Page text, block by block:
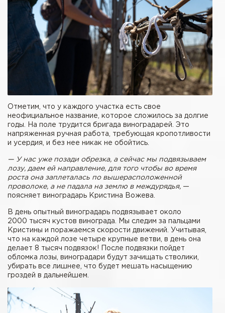
Отметим, что у каждого участка есть свое
неофициальное название, которое сложилось за долгие
годы. На поле трудится бригада виноградарей. Это
напряженная ручная работа, требующая кропотливости
и усердия, и без нее никак не обойтись.
— У нас уже позади обрезка, а сейчас мы подвязываем
лозу, даем ей направление, для того чтобы во время
роста она заплеталась по вышерасположенной
проволоке, а не падала на землю в междурядья, —
поясняет виноградарь Кристина Вожева.
В день опытный виноградарь подвязывает около
2000 тысяч кустов винограда. Мы следим за пальцами
Кристины и поражаемся скорости движений. Учитывая,
что на каждой лозе четыре крупные ветви, в день она
делает 8 тысяч подвязок! После подвязки пойдет
обломка лозы, виноградари будут зачищать стволики,
убирать все лишнее, что будет мешать насыщению
гроздей в дальнейшем.